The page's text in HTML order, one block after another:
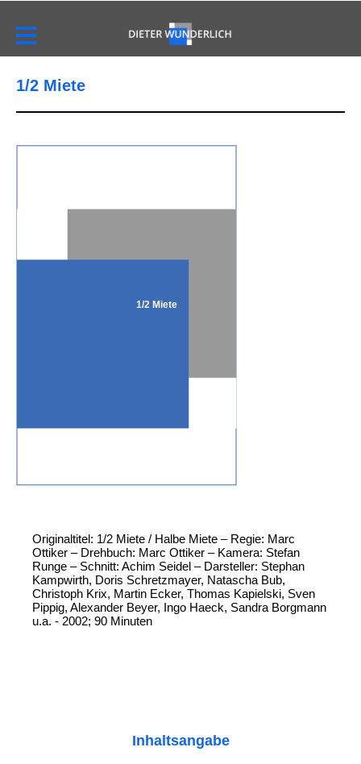
1/2 Miete
1/2 Miete
Originaltitel: 1/2 Miete / Halbe Miete – Regie: Marc
Ottiker – Drehbuch: Marc Ottiker – Kamera: Stefan
Runge – Schnitt: Achim Seidel – Darsteller: Stephan
Kampwirth, Doris Schretzmayer, Natascha Bub,
Christoph Krix, Martin Ecker, Thomas Kapielski, Sven
Pippig, Alexander Beyer, Ingo Haeck, Sandra Borgmann
u.a. - 2002; 90 Minuten
Inhaltsangabe